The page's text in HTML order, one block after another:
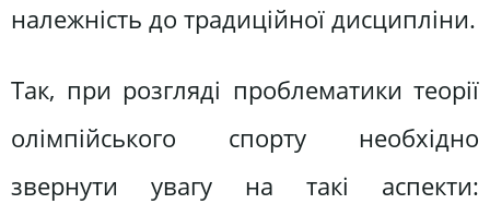
належність до традиційної дисципліни.
Так, при розгляді проблематики теорії
олімпійського спорту необхідно
звернути увагу на такі аспекти: